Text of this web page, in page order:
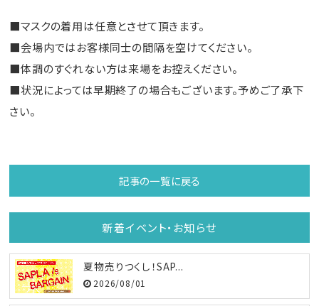
■マスクの着用は任意とさせて頂きます。
■会場内ではお客様同士の間隔を空けてください。
■体調のすぐれない方は来場をお控えください。
■状況によっては早期終了の場合もございます。予めご了承下
さい。
記事の一覧に戻る
新着イベント・お知らせ
夏物売りつくし！SAP...
2026/08/01